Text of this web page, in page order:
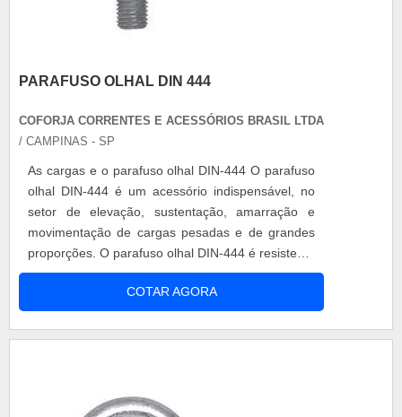
PARAFUSO OLHAL DIN 444
COFORJA CORRENTES E ACESSÓRIOS BRASIL LTDA
/ CAMPINAS - SP
As cargas e o parafuso olhal DIN-444 O parafuso
olhal DIN-444 é um acessório indispensável, no
setor de elevação, sustentação, amarração e
movimentação de cargas pesadas e de grandes
proporções. O parafuso olhal DIN-444 é resistente
e versátil, já que pode ser utilizado para
movimentação de cargas como motores, quadros
de força, rede elétrica dentre outras, além de ser
COTAR AGORA